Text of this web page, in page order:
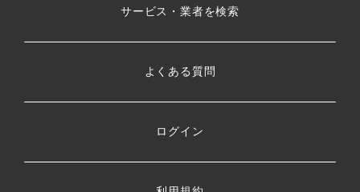
サービス・業者を検索
よくある質問
ログイン